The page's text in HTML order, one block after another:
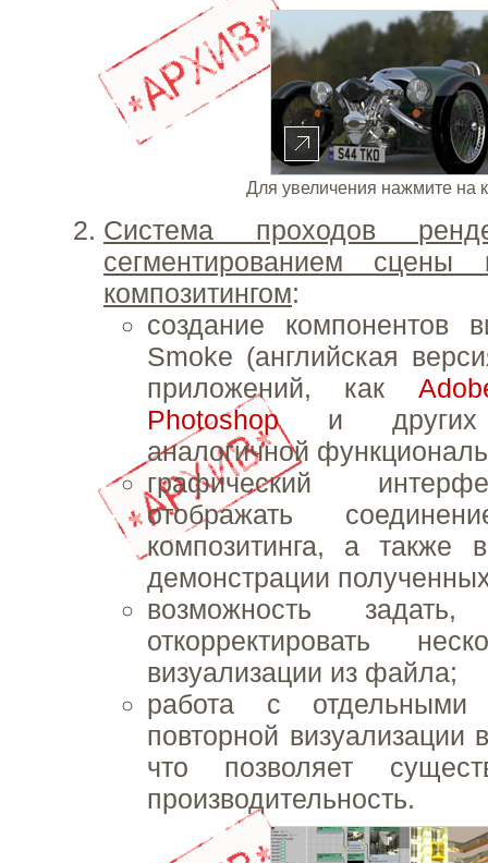
Для увеличения нажмите на
Система проходов
сегментированием
композитингом:
создание компонентов
Smoke (английская
приложений, как
Photoshopи других
аналогичной
графический
отображать
композитинга, а также
демонстрации
возможность
откорректировать
визуализации из файла;
работа с отдельными
повторной визуализации
что позволяет
производительность.